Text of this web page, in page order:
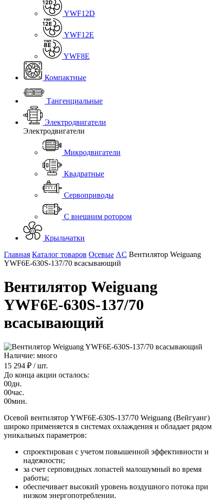
YWF12D
YWF12E
YWF8E
Компактные
Тангенциальные
Электродвигатели
Электродвигатели
Микродвигатели
Квадратные
Сервоприводы
С внешним ротором
Крыльчатки
Главная Каталог товаров Осевые AC Вентилятор Weiguang
YWF6E-630S-137/70 всасывающий
Вентилятор Weiguang
YWF6E-630S-137/70
всасывающий
Наличие: много
15 294 ₽ / шт.
До конца акции осталось:
00дн.
00час.
00мин.
Осевой вентилятор YWF6E-630S-137/70 Weiguang (Вейгуанг)
широко применяется в системах охлаждения и обладает рядом
уникальных параметров:
спроектирован с учетом повышенной эффективности и
надежности;
за счет серповидных лопастей малошумный во время
работы;
обеспечивает высокий уровень воздушного потока при
низком энергопотреблении.